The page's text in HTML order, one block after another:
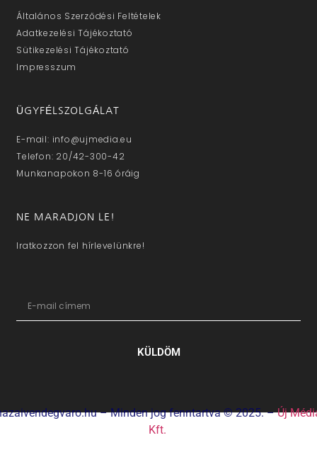
Általános Szerződési Feltételek
Adatkezelési Tájékoztató
Sütikezelési Tájékoztató
Impresszum
ÜGYFÉLSZOLGÁLAT
E-mail: info@ujmedia.eu
Telefon: 20/42-300-42
Munkanapokon 8-16 óráig
NE MARADJON LE!
Iratkozzon fel hírlevelünkre!
KÜLDÖM
– Minden jog fenntartva © 2025. –Új
Kft.